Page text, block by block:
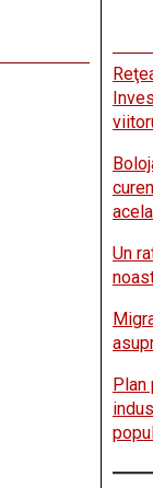
Un
Plan